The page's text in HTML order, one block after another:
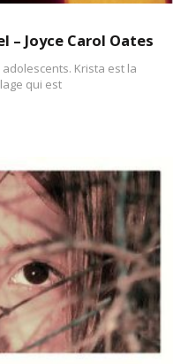
– Joyce Carol Oates
adolescents. Krista est la
qui est